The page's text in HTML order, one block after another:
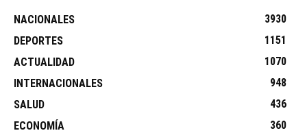
NACIONALES
3930
DEPORTES
1151
ACTUALIDAD
1070
INTERNACIONALES
948
SALUD
436
ECONOMÍA
360